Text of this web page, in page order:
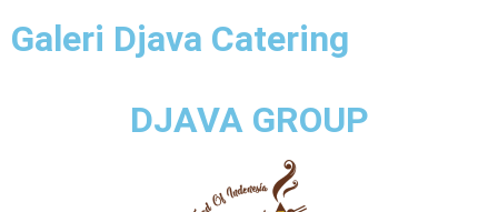
Galeri Djava Catering
DJAVA GROUP